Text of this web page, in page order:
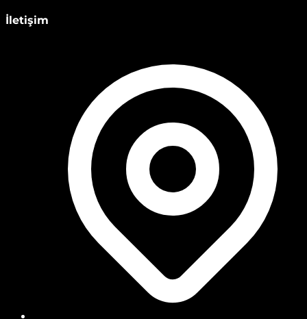
İletişim